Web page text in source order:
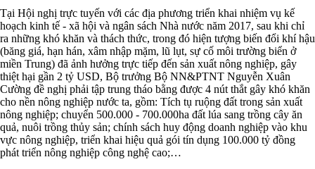
Tại Hội nghị trực tuyến với các địa phương triển khai nhiệm vụ kế
hoạch kinh tế - xã hội và ngân sách Nhà nước năm 2017, sau khi chỉ
ra những khó khăn và thách thức, trong đó hiện tượng biến đổi khí hậu
(băng giá, hạn hán, xâm nhập mặm, lũ lụt, sự cố môi trường biển ở
miền Trung) đã ảnh hưởng trực tiếp đến sản xuất nông nghiệp, gây
thiệt hại gần 2 tỷ USD, Bộ trưởng Bộ NN&PTNT Nguyễn Xuân
Cường đề nghị phải tập trung tháo bằng được 4 nút thắt gây khó khăn
cho nền nông nghiệp nước ta, gồm: Tích tụ ruộng đất trong sản xuất
nông nghiệp; chuyển 500.000 - 700.000ha đất lúa sang trồng cây ăn
quả, nuôi trồng thủy sản; chính sách huy động doanh nghiệp vào khu
vực nông nghiệp, triển khai hiệu quả gói tín dụng 100.000 tỷ đồng
phát triển nông nghiệp công nghệ cao;…